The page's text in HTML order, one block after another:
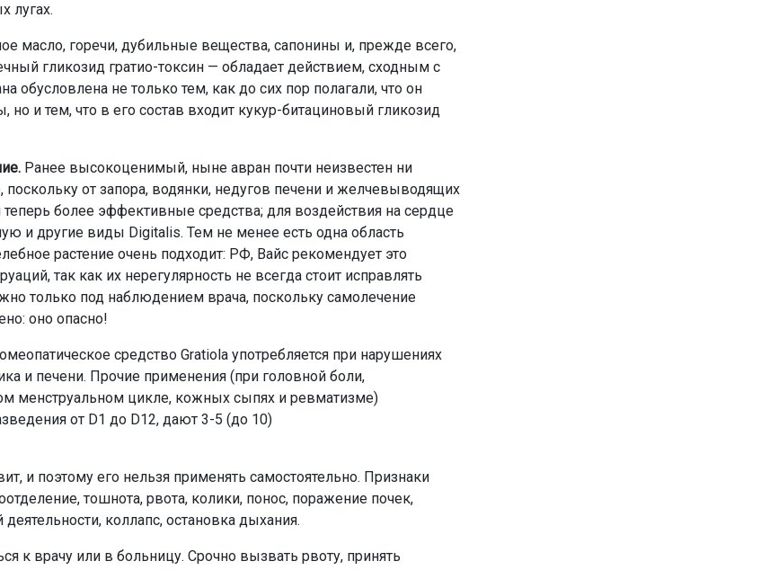
лугах.
масло, горечи, дубильные вещества, сапонины и, прежде всего,
гликозид гратио-токсин — обладает действием, сходным с
обусловлена не только тем, как до сих пор полагали, что он
и тем, что в его состав входит кукур-битациновый гликозид
Ранее высокоценимый, ныне авран почти неизвестен ни
поскольку от запора, водянки, недугов печени и желчевыводящих
теперь более эффективные средства; для воздействия на сердце
и другие виды Digitalis. Тем не менее есть одна область
растение очень подходит: РФ, Вайс рекомендует это
так как их нерегулярность не всегда стоит исправлять
только под наблюдением врача, поскольку самолечение
оно опасно!
средство Gratiola употребляется при нарушениях
и печени. Прочие применения (при головной боли,
менструальном цикле, кожных сыпях и ревматизме)
от D1 до D12, дают 3-5 (до 10)
и поэтому его нельзя применять самостоятельно. Признаки
тошнота, рвота, колики, понос, поражение почек,
коллапс, остановка дыхания.
к врачу или в больницу. Срочно вызвать рвоту, принять